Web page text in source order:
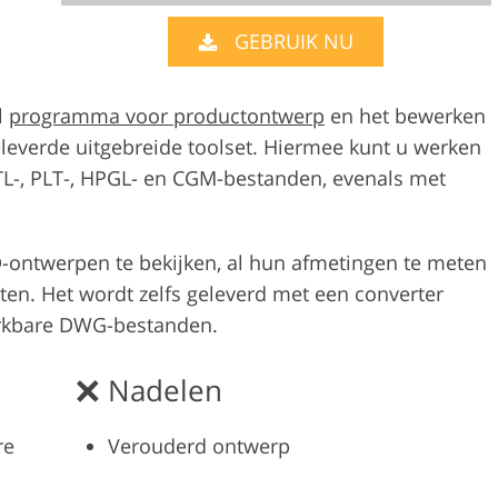
AI-trainingsgegevensGEBRUIK NU
programma voor productontwerp en het bewerken
uitgebreide toolset. Hiermee kunt u werken
, PLT-, HPGL- en CGM-bestanden, evenals met
ontwerpen te bekijken, al hun afmetingen te meten
Het wordt zelfs geleverd met een converter
DWG-bestanden.
Nadelen
Verouderd ontwerp